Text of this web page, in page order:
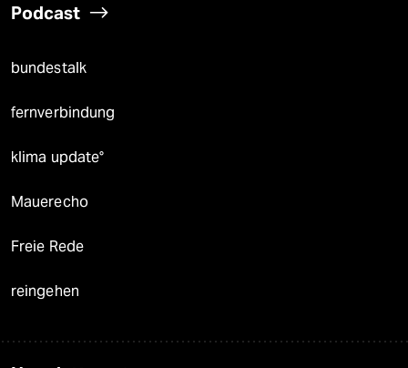
Podcast
bundestalk
fernverbindung
klima update°
Mauerecho
Freie Rede
reingehen